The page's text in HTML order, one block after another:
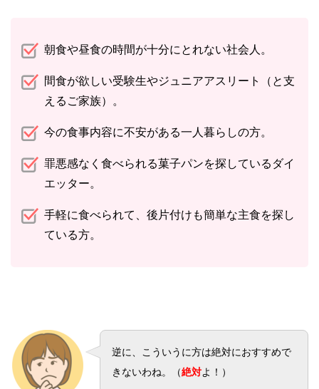
朝食や昼食の時間が十分にとれない社会人。
間食が欲しい受験生やジュニアアスリート（と支
えるご家族）。
今の食事内容に不安がある一人暮らしの方。
罪悪感なく食べられる菓子パンを探しているダイ
エッター。
手軽に食べられて、後片付けも簡単な主食を探し
ている方。
逆に、こういうに方は絶対におすすめで
きないわね。（絶対よ！）